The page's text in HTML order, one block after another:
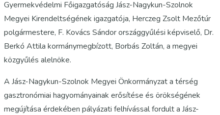
Gyermekvédelmi Főigazgatóság Jász-Nagykun-Szolnok
Megyei Kirendeltségének igazgatója, Herczeg Zsolt Mezőtúr
polgármestere, F. Kovács Sándor országgyűlési képviselő, Dr.
Berkó Attila kormánymegbízott, Borbás Zoltán, a megyei
közgyűlés alelnöke.
A Jász-Nagykun-Szolnok Megyei Önkormányzat a térség
gasztronómiai hagyományainak erősítése és örökségének
megújítása érdekében pályázati felhívással fordult a Jász-